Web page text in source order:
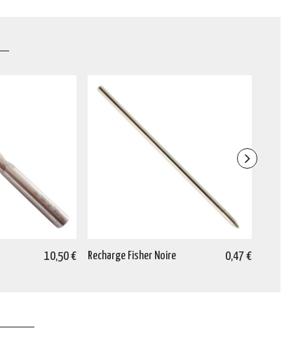
10,50 € Recharge Fisher Noire 0,47 €